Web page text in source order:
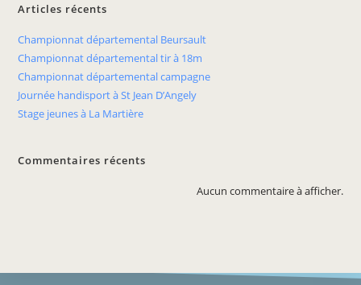
Articles récents
Championnat départemental Beursault
Championnat départemental tir à 18m
Championnat départemental campagne
Journée handisport à St Jean D’Angely
Stage jeunes à La Martière
Commentaires récents
Aucun commentaire à afficher.